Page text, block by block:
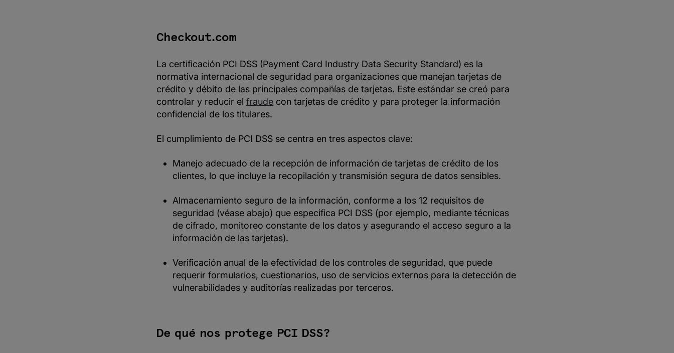
Checkout.com
La certificación PCI DSS (Payment Card Industry Data Security Standard) es la
normativa internacional de seguridad para organizaciones que manejan tarjetas de
crédito y débito de las principales compañías de tarjetas. Este estándar se creó para
controlar y reducir el fraudecon tarjetas de crédito y para proteger la información
confidencial de los titulares.
El cumplimiento de PCI DSS se centra en tres aspectos clave:
Manejo adecuado de la recepción de información de tarjetas de crédito de los
clientes, lo que incluye la recopilación y transmisión segura de datos sensibles.
Almacenamiento seguro de la información, conforme a los 12 requisitos de
seguridad (véase abajo) que especifica PCI DSS (por ejemplo, mediante técnicas
de cifrado, monitoreo constante de los datos y asegurando el acceso seguro a la
información de las tarjetas).
Verificación anual de la efectividad de los controles de seguridad, que puede
requerir formularios, cuestionarios, uso de servicios externos para la detección de
vulnerabilidades y auditorías realizadas por terceros.
De qué nos protege PCI DSS?